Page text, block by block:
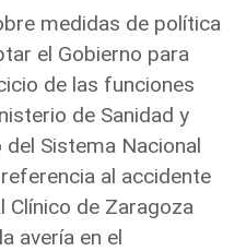
medidas de política
el Gobierno para
de las funciones
de Sanidad y
Sistema Nacional
al accidente
Clínico de Zaragoza
avería en el